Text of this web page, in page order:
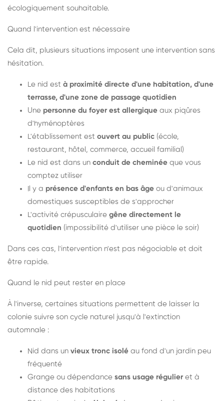
écologiquement souhaitable.
Quand l'intervention est nécessaire
Cela dit, plusieurs situations imposent une intervention sans
hésitation.
Le nid est à proximité directe d'une habitation, d'une
terrasse, d'une zone de passage quotidien
Une personne du foyer est allergique aux piqûres
d'hyménoptères
L'établissement est ouvert au public (école,
restaurant, hôtel, commerce, accueil familial)
Le nid est dans un conduit de cheminée que vous
comptez utiliser
Il y a présence d'enfants en bas âge ou d'animaux
domestiques susceptibles de s'approcher
L'activité crépusculaire gêne directement le
quotidien (impossibilité d'utiliser une pièce le soir)
Dans ces cas, l'intervention n'est pas négociable et doit
être rapide.
Quand le nid peut rester en place
À l'inverse, certaines situations permettent de laisser la
colonie suivre son cycle naturel jusqu'à l'extinction
automnale :
Nid dans un vieux tronc isolé au fond d'un jardin peu
fréquenté
Grange ou dépendance sans usage régulier et à
distance des habitations